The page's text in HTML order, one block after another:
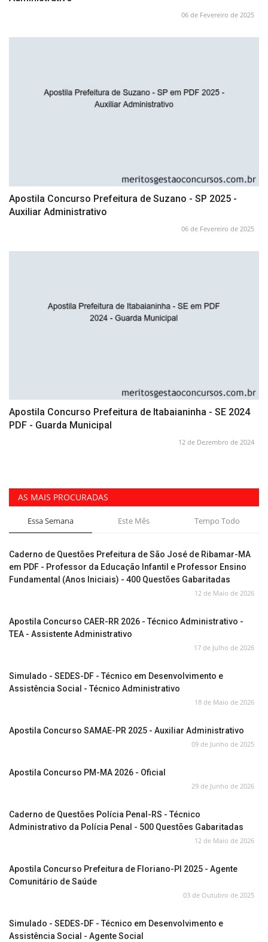
06 de Fevereiro de 2025
Apostila Concurso Prefeitura de Suzano - SP 2025 -
Auxiliar Administrativo
06 de Fevereiro de 2025
Apostila Concurso Prefeitura de Itabaianinha - SE 2024
PDF - Guarda Municipal
12 de Dezembro de 2024
AS MAIS PROCURADAS
Essa Semana Este Mês Tempo Todo
Caderno de Questões Prefeitura de São José de Ribamar-MA
em PDF - Professor da Educação Infantil e Professor Ensino
Fundamental (Anos Iniciais) - 400 Questões Gabaritadas
12 de Maio de 2026
Apostila Concurso CAER-RR 2026 - Técnico Administrativo -
TEA - Assistente Administrativo
17 de Julho de 2026
Simulado - SEDES-DF - Técnico em Desenvolvimento e
Assistência Social - Técnico Administrativo
18 de Maio de 2026
Apostila Concurso SAMAE-PR 2025 - Auxiliar Administrativo
09 de Junho de 2025
Apostila Concurso PM-MA 2026 - Oficial
29 de Junho de 2026
Caderno de Questões Polícia Penal-RS - Técnico
Administrativo da Polícia Penal - 500 Questões Gabaritadas
12 de Maio de 2026
Apostila Concurso Prefeitura de Floriano-PI 2025 - Agente
Comunitário de Saúde
03 de Outubro de 2025
Simulado - SEDES-DF - Técnico em Desenvolvimento e
Assistência Social - Agente Social